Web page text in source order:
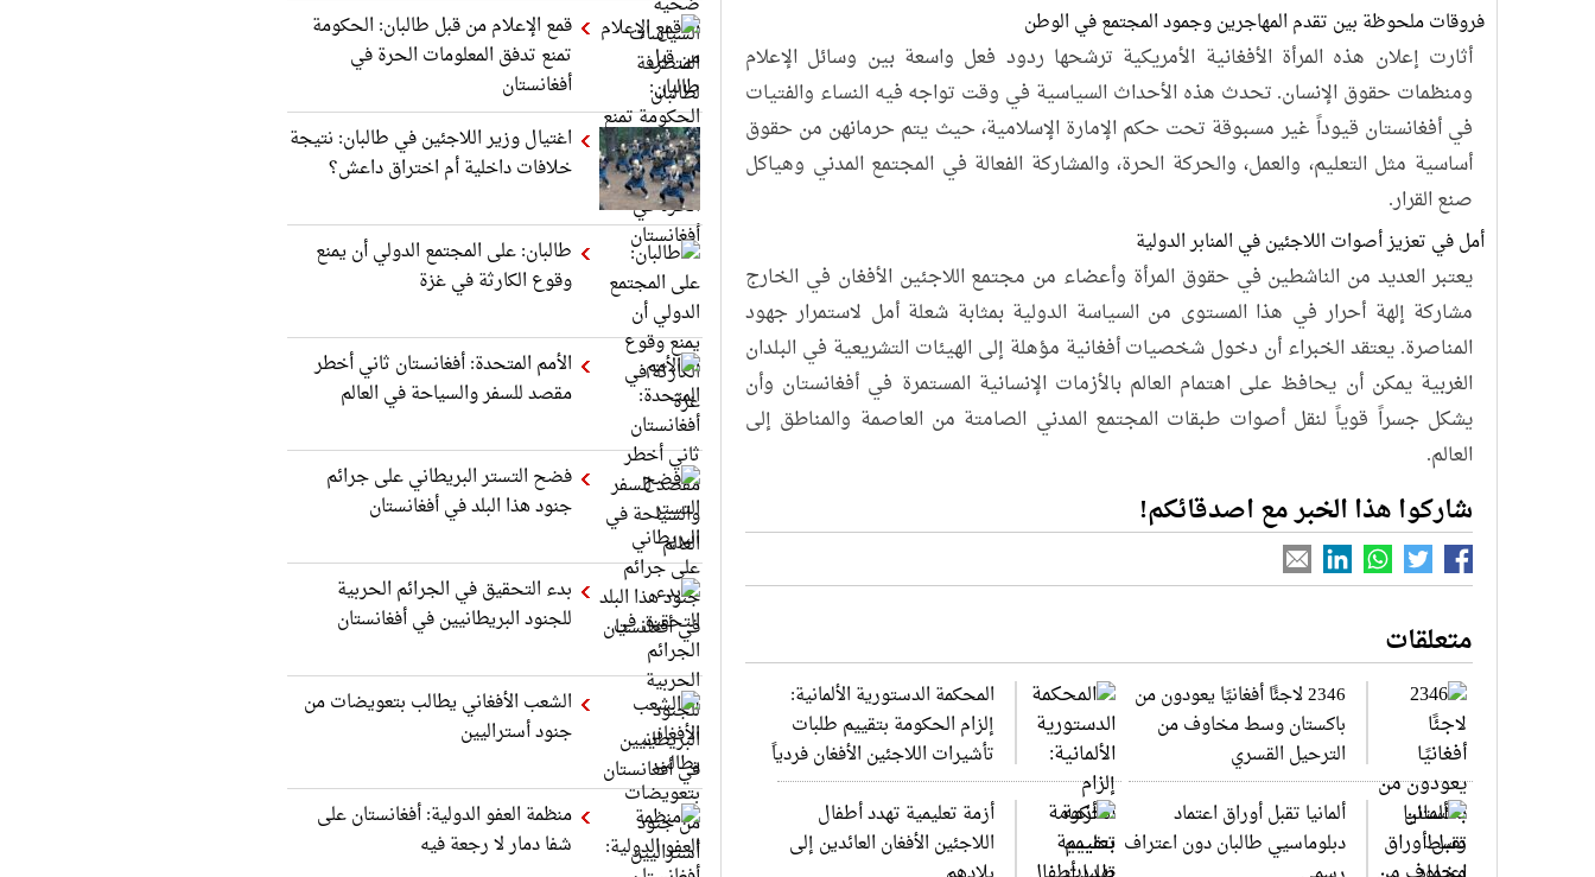
فروقات ملحوظة بين تقدم المهاجرين وجمود المجتمع في الوطن
أثارت إعلان هذه المرأة الأفغانية الأمريكية ترشحها ردود فعل واسعة بين وسائل الإعلام
ومنظمات حقوق الإنسان. تحدث هذه الأحداث السياسية في وقت تواجه فيه النساء والفتيات
في أفغانستان قيوداً غير مسبوقة تحت حكم الإمارة الإسلامية، حيث يتم حرمانهن من حقوق
أساسية مثل التعليم، والعمل، والحركة الحرة، والمشاركة الفعالة في المجتمع المدني وهياكل
صنع القرار.
أمل في تعزيز أصوات اللاجئين في المنابر الدولية
يعتبر العديد من الناشطين في حقوق المرأة وأعضاء من مجتمع اللاجئين الأفغان في الخارج
مشاركة إلهة أحرار في هذا المستوى من السياسة الدولية بمثابة شعلة أمل لاستمرار جهود
المناصرة. يعتقد الخبراء أن دخول شخصيات أفغانية مؤهلة إلى الهيئات التشريعية في البلدان
الغربية يمكن أن يحافظ على اهتمام العالم بالأزمات الإنسانية المستمرة في أفغانستان وأن
يشكل جسراً قوياً لنقل أصوات طبقات المجتمع المدني الصامتة من العاصمة والمناطق إلى
العالم.
شاركوا هذا الخبر مع اصدقائكم!
متعلقات
2346 لاجئًا أفغانيًا يعودون من
باكستان وسط مخاوف من
الترحيل القسري
المحكمة الدستورية الألمانية:
إلزام الحكومة بتقييم طلبات
تأشيرات اللاجئين الأفغان فردياً
ألمانيا تقبل أوراق اعتماد
دبلوماسيي طالبان دون اعتراف
أزمة تعليمية تهدد أطفال
اللاجئين الأفغان العائدين إلى
قمع الإعلام من قبل طالبان: الحكومة
تمنع تدفق المعلومات الحرة في
أفغانستان
اغتيال وزير اللاجئين في طالبان: نتيجة
خلافات داخلية أم اختراق داعش؟
طالبان: على المجتمع الدولي أن يمنع
وقوع الكارثة في غزة
الأمم المتحدة: أفغانستان ثاني أخطر
مقصد للسفر والسياحة في العالم
فضح التستر البريطاني على جرائم
جنود هذا البلد في أفغانستان
بدء التحقيق في الجرائم الحربیة
للجنود البريطانيین في أفغانستان
الشعب الأفغاني يطالب بتعويضات من
جنود أستراليين
منظمة العفو الدولية: أفغانستان على
شفا دمار لا رجعة فيه